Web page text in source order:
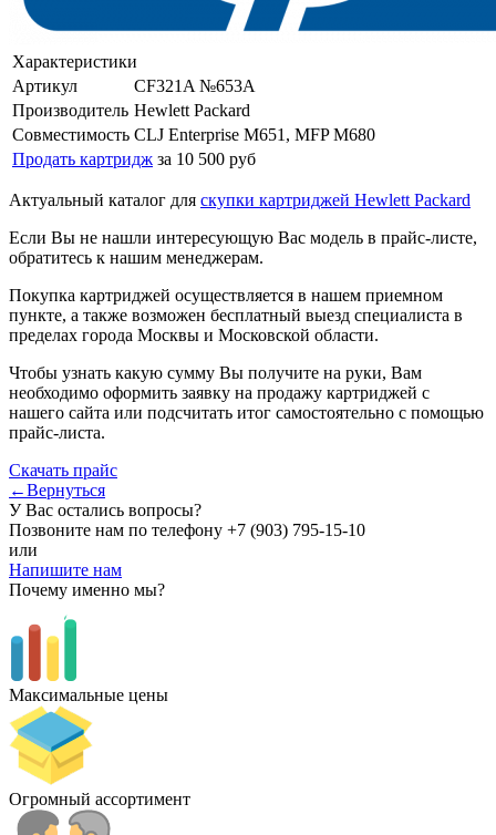
Характеристики
Артикул
CF321A №653A
Производитель Hewlett Packard
Совместимость CLJ Enterprise M651, MFP M680
Продать картридж за 10 500 руб
Актуальный каталог для скупки картриджей Hewlett Packard
Если Вы не нашли интересующую Вас модель в прайс-листе,
обратитесь к нашим менеджерам.
Покупка картриджей осуществляется в нашем приемном
пункте, а также возможен бесплатный выезд специалиста в
пределах города Москвы и Московской области.
Чтобы узнать какую сумму Вы получите на руки, Вам
необходимо оформить заявку на продажу картриджей с
нашего сайта или подсчитать итог самостоятельно с помощью
прайс-листа.
Скачать прайс
←Вернуться
У Вас остались вопросы?
Позвоните нам по телефону +7 (903) 795-15-10
или
Напишите нам
Почему именно мы?
Максимальные цены
Огромный ассортимент